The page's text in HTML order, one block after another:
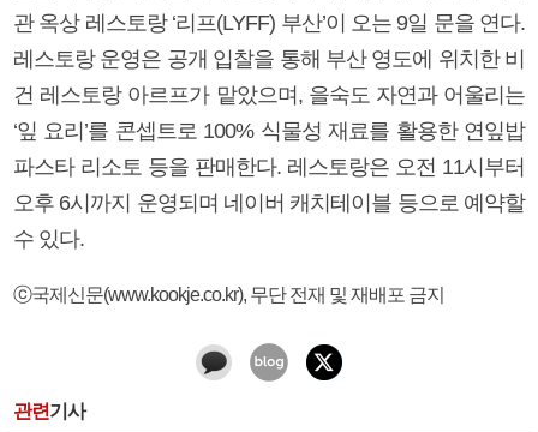
관 옥상 레스토랑 ‘리프(LYFF) 부산’이 오는 9일 문을 연다.
레스토랑 운영은 공개 입찰을 통해 부산 영도에 위치한 비
건 레스토랑 아르프가 맡았으며, 을숙도 자연과 어울리는
‘잎 요리’를 콘셉트로 100% 식물성 재료를 활용한 연잎밥
파스타 리소토 등을 판매한다. 레스토랑은 오전 11시부터
오후 6시까지 운영되며 네이버 캐치테이블 등으로 예약할
수 있다.
ⓒ국제신문(www.kookje.co.kr), 무단 전재 및 재배포 금지
관련기사